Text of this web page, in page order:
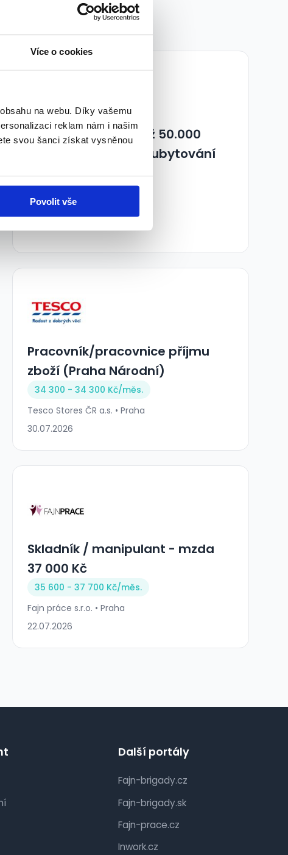
Více o cookies
na webu. Díky vašemu
reklam nám i našim
svou šanci získat vysněnou
Povolit vše
Řidič/ka retraku - až 50.000
Kč/měs. + možnost ubytování
Pracovník/pracovnice příjmu
zboží (Praha Národní)
34 300 - 34 300 Kč/měs.
Tesco Stores ČR a.s. • Praha
30.07.2026
Skladník / manipulant - mzda
37 000 Kč
35 600 - 37 700 Kč/měs.
Fajn práce s.r.o. • Praha
22.07.2026
Další portály
Fajn-brigady.cz
Fajn-brigady.sk
Fajn-prace.cz
Inwork.cz